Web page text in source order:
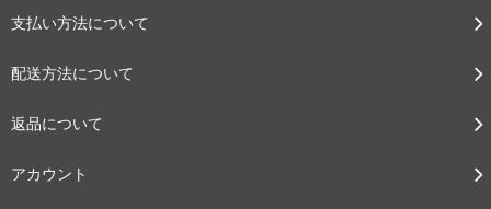
支払い方法について
配送方法について
返品について
アカウント